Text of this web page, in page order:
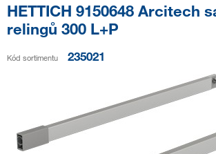
HETTICH 9150648 Arcitech
relingů 300 L+P
Kód sortimentu 235021